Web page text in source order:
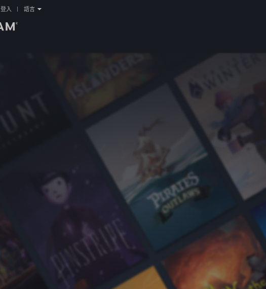
登入 語言